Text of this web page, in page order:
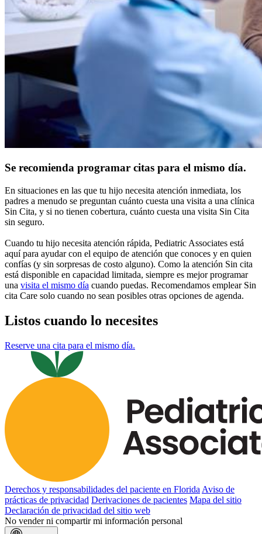
Se recomienda programar citas para el mismo día.
En situaciones en las que tu hijo necesita atención inmediata, los
padres a menudo se preguntan cuánto cuesta una visita a una clínica
Sin Cita, y si no tienen cobertura, cuánto cuesta una visita Sin Cita
sin seguro.
Cuando tu hijo necesita atención rápida, Pediatric Associates está
aquí para ayudar con el equipo de atención que conoces y en quien
confías (y sin sorpresas de costo alguno). Como la atención Sin cita
está disponible en capacidad limitada, siempre es mejor programar
una visita el mismo día cuando puedas. Recomendamos emplear Sin
cita Care solo cuando no sean posibles otras opciones de agenda.
Listos cuando lo necesites
Reserve una cita para el mismo día.
Derechos y responsabilidades del paciente en Florida Aviso de
prácticas de privacidad Derivaciones de pacientes Mapa del sitio
Declaración de privacidad del sitio web
No vender ni compartir mi información personal